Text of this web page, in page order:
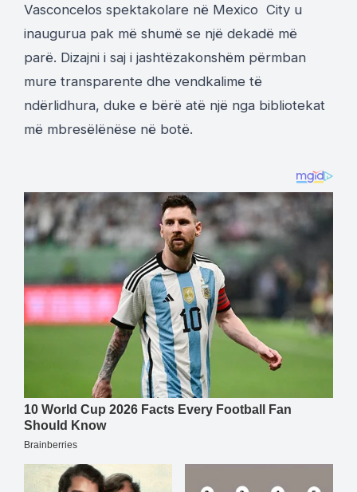
Vasconcelos spektakolare në Mexico City u
inaugurua pak më shumë se një dekadë më
parë. Dizajni i saj i jashtëzakonshëm përmban
mure transparente dhe vendkalime të
ndërlidhura, duke e bërë atë një nga bibliotekat
më mbresëlënëse në botë.